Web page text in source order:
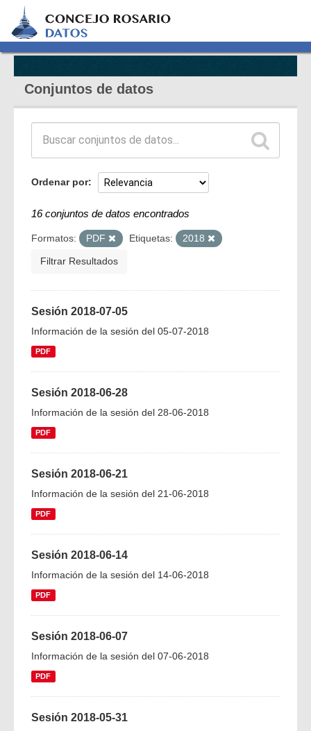
Conjuntos de datos
Ordenar por
16 conjuntos de datos encontrados
Formatos: PDF Etiquetas: 2018
Filtrar Resultados
Sesión 2018-07-05
Información de la sesión del 05-07-2018
PDF
Sesión 2018-06-28
Información de la sesión del 28-06-2018
PDF
Sesión 2018-06-21
Información de la sesión del 21-06-2018
PDF
Sesión 2018-06-14
Información de la sesión del 14-06-2018
PDF
Sesión 2018-06-07
Información de la sesión del 07-06-2018
PDF
Sesión 2018-05-31